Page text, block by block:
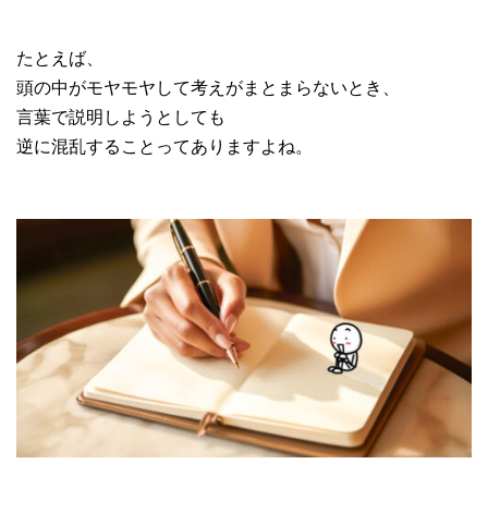
たとえば、
頭の中がモヤモヤして考えがまとまらないとき、
言葉で説明しようとしても
逆に混乱することってありますよね。